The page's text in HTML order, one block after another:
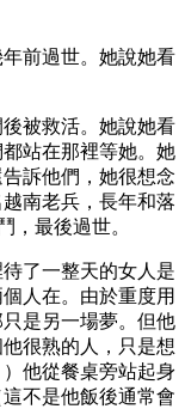
前過世。她說她看
被救活。她說她看
站在那裡等她。她
訴他們，她很想念
南老兵，長年和落
，最後過世。
了一整天的女人是
人在。由於重度用
是另一場夢。但他
很熟的人，只是想
他從餐桌旁站起身
不是他飯後通常會